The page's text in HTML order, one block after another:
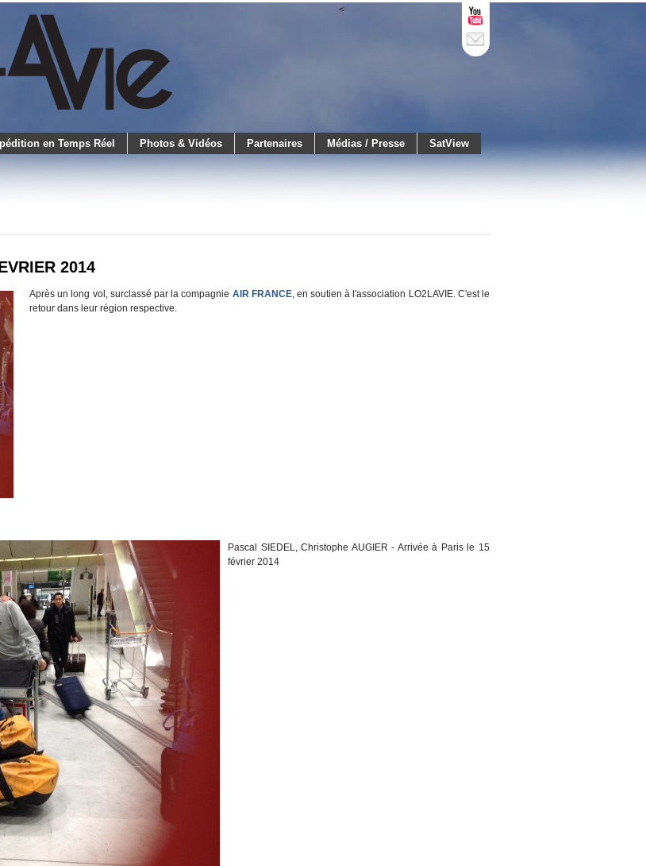
<
en Temps Réel Photos & Vidéos Partenaires Médias / Presse SatView
2014
Après un long vol, surclassé par la compagnie AIR FRANCE, en soutien à l'association LO2LAVIE. C'est le
retour dans leur région respective.
Pascal SIEDEL, Christophe AUGIER - Arrivée à Paris le 15
février 2014